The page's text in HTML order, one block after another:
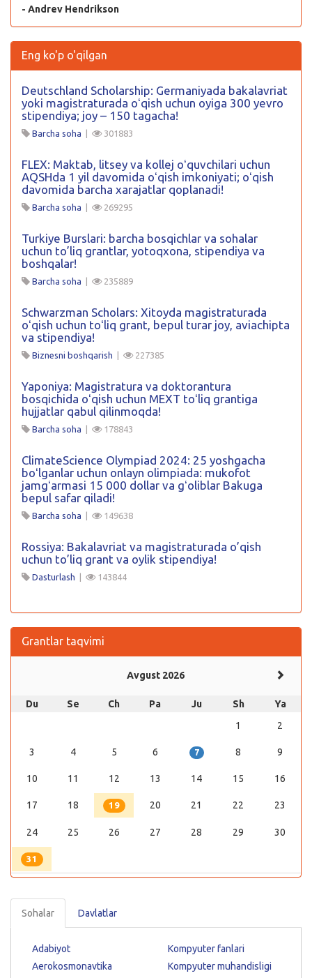
- Andrev Hendrikson
Eng ko'p o'qilgan
Deutschland Scholarship: Germaniyada bakalavriat
yoki magistraturada oʻqish uchun oyiga 300 yevro
stipendiya; joy – 150 tagacha!
Barcha soha | 301883
FLEX: Maktab, litsey va kollej oʻquvchilari uchun
AQSHda 1 yil davomida oʻqish imkoniyati; oʻqish
davomida barcha xarajatlar qoplanadi!
Barcha soha | 269295
Turkiye Burslari: barcha bosqichlar va sohalar
uchun to’liq grantlar, yotoqxona, stipendiya va
boshqalar!
Barcha soha | 235889
Schwarzman Scholars: Xitoyda magistraturada
oʻqish uchun toʻliq grant, bepul turar joy, aviachipta
va stipendiya!
Biznesni boshqarish | 227385
Yaponiya: Magistratura va doktorantura
bosqichida oʻqish uchun MEXT toʻliq grantiga
hujjatlar qabul qilinmoqda!
Barcha soha | 178843
ClimateScience Olympiad 2024: 25 yoshgacha
boʻlganlar uchun onlayn olimpiada: mukofot
jamgʻarmasi 15 000 dollar va gʻoliblar Bakuga
bepul safar qiladi!
Barcha soha | 149638
Rossiya: Bakalavriat va magistraturada o’qish
uchun to’liq grant va oylik stipendiya!
Dasturlash | 143844
Grantlar taqvimi
Avgust 2026
Du Se Ch Pa Ju Sh
Ya
1
2
3 4 5 6 7 8 9
10 11 12 13 14 15 16
17 18 19 20 21 22 23
24 25 26 27 28 29 30
31
Sohalar Davlatlar
Adabiyot
Aerokosmonavtika
Kompyuter fanlari
Kompyuter muhandisligi